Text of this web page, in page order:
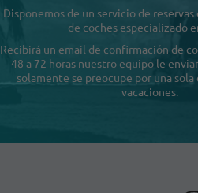
Disponemos de un servicio de
de coches especializado
Recibirá un email de confirmación de
48 a 72 horas nuestro equipo le
solamente se preocupe por una sola
vacaciones.